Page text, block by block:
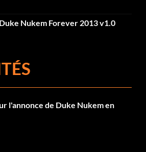
Nukem Forever 2013 v1.0
l'annonce de Duke Nukem en